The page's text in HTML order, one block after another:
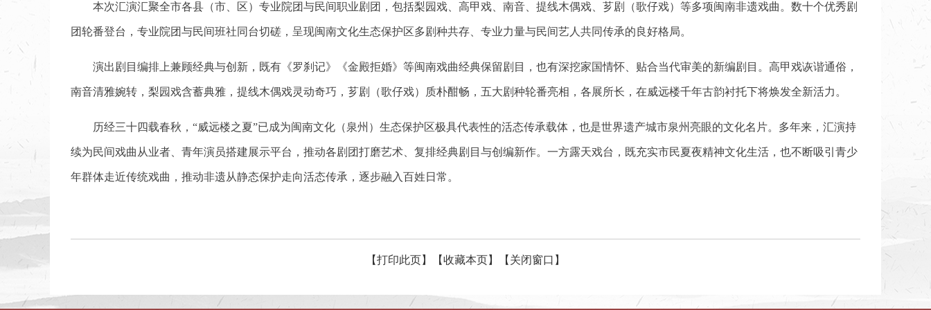
本次汇演汇聚全市各县（市、区）专业院团与民间职业剧团，包括梨园戏、高甲戏、南音、提线木偶戏、芗剧（歌仔戏）等多项闽南非遗戏曲。数十个优秀剧
团轮番登台，专业院团与民间班社同台切磋，呈现闽南文化生态保护区多剧种共存、专业力量与民间艺人共同传承的良好格局。
演出剧目编排上兼顾经典与创新，既有《罗刹记》《金殿拒婚》等闽南戏曲经典保留剧目，也有深挖家国情怀、贴合当代审美的新编剧目。高甲戏诙谐通俗，
南音清雅婉转，梨园戏含蓄典雅，提线木偶戏灵动奇巧，芗剧（歌仔戏）质朴酣畅，五大剧种轮番亮相，各展所长，在威远楼千年古韵衬托下将焕发全新活力。
历经三十四载春秋，“威远楼之夏”已成为闽南文化（泉州）生态保护区极具代表性的活态传承载体，也是世界遗产城市泉州亮眼的文化名片。多年来，汇演持
续为民间戏曲从业者、青年演员搭建展示平台，推动各剧团打磨艺术、复排经典剧目与创编新作。一方露天戏台，既充实市民夏夜精神文化生活，也不断吸引青少
年群体走近传统戏曲，推动非遗从静态保护走向活态传承，逐步融入百姓日常。
【打印此页】 【收藏本页】 【关闭窗口】